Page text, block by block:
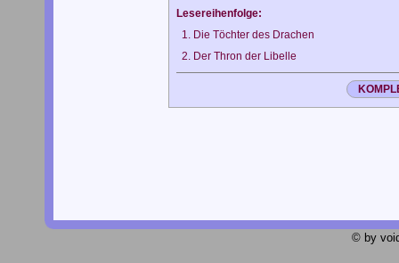
Lesereihenfolge:
1. Die Töchter des Drachen
2. Der Thron der Libelle
© by